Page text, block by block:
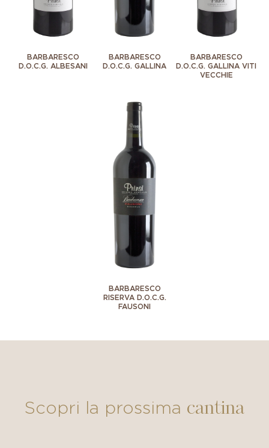
BARBARESCO
D.O.C.G. ALBESANI
BARBARESCO
D.O.C.G. GALLINA
BARBARESCO
D.O.C.G. GALLINA VITI
VECCHIE
BARBARESCO
RISERVA D.O.C.G.
FAUSONI
Scopri la prossima cantina